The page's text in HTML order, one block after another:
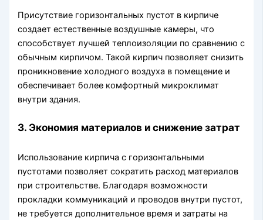
Присутствие горизонтальных пустот в кирпиче
создает естественные воздушные камеры, что
способствует лучшей теплоизоляции по сравнению с
обычным кирпичом. Такой кирпич позволяет снизить
проникновение холодного воздуха в помещение и
обеспечивает более комфортный микроклимат
внутри здания.
3. Экономия материалов и снижение затрат
Использование кирпича с горизонтальными
пустотами позволяет сократить расход материалов
при строительстве. Благодаря возможности
прокладки коммуникаций и проводов внутри пустот,
не требуется дополнительное время и затраты на